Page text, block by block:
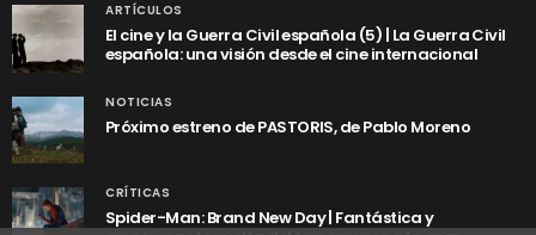
ARTÍCULOS
El cine y la Guerra Civil española (5) | La Guerra Civil
española: una visión desde el cine internacional
NOTICIAS
Próximo estreno de PASTORIS, de Pablo Moreno
CRÍTICAS
Spider-Man: Brand New Day | Fantástica y